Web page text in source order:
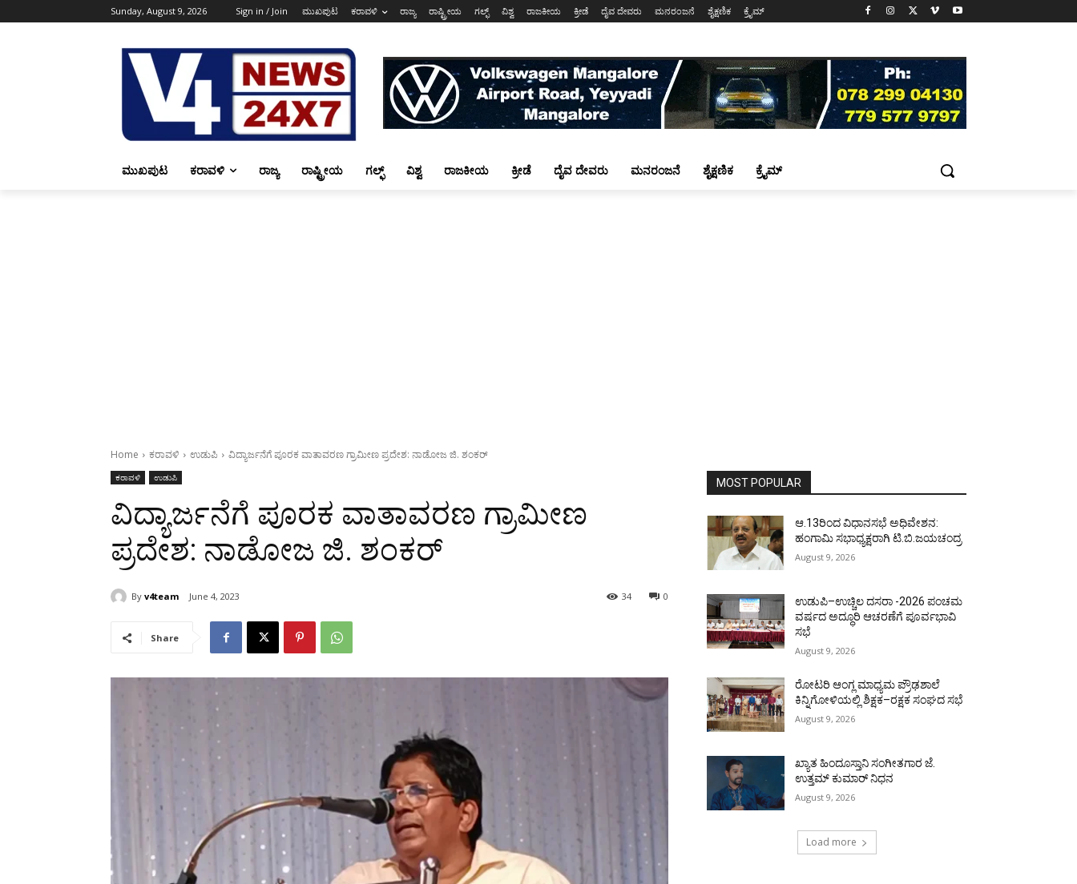
Sunday, August 9, 2026 Sign in / Join ಮುಖಪುಟ ಕರಾವಳಿ ರಾಜ್ಯ ರಾಷ್ಟ್ರೀಯ ಗಲ್ಫ್ ವಿಶ್ವ ರಾಜಕೀಯ ಕ್ರೀಡೆ ದೈವ ದೇವರು ಮನರಂಜನೆ ಶೈಕ್ಷಣಿಕ ಕ್ರೈಮ್
ಮುಖಪುಟ ಕರಾವಳಿ ರಾಜ್ಯ ರಾಷ್ಟ್ರೀಯ ಗಲ್ಫ್ ವಿಶ್ವ ರಾಜಕೀಯ ಕ್ರೀಡೆ ದೈವ ದೇವರು ಮನರಂಜನೆ ಶೈಕ್ಷಣಿಕ ಕ್ರೈಮ್
Home ಕರಾವಳಿ ಉಡುಪಿ ವಿದ್ಯಾರ್ಜನೆಗೆ ಪೂರಕ ವಾತಾವರಣ ಗ್ರಾಮೀಣ ಪ್ರದೇಶ: ನಾಡೋಜ ಜಿ. ಶಂಕರ್
ಕರಾವಳಿ ಉಡುಪಿ
ವಿದ್ಯಾರ್ಜನೆಗೆ ಪೂರಕ ವಾತಾವರಣ ಗ್ರಾಮೀಣ
ಪ್ರದೇಶ: ನಾಡೋಜ ಜಿ. ಶಂಕರ್
By v4team June 4, 2023 0
34
Share
MOST POPULAR
ಆ.13ರಿಂದ ವಿಧಾನಸಭೆ ಅಧಿವೇಶನ:
ಹಂಗಾಮಿ ಸಭಾಧ್ಯಕ್ಷರಾಗಿ ಟಿ.ಬಿ.ಜಯಚಂದ್ರ
August 9, 2026
ಉಡುಪಿ–ಉಚ್ಚಿಲ ದಸರಾ -2026 ಪಂಚಮ
ವರ್ಷದ ಅದ್ಧೂರಿ ಆಚರಣೆಗೆ ಪೂರ್ವಭಾವಿ
ಸಭೆ
August 9, 2026
ರೋಟರಿ ಆಂಗ್ಲ ಮಾಧ್ಯಮ ಪ್ರೌಢಶಾಲೆ
ಕಿನ್ನಿಗೋಳಿಯಲ್ಲಿ ಶಿಕ್ಷಕ–ರಕ್ಷಕ ಸಂಘದ ಸಭೆ
August 9, 2026
ಖ್ಯಾತ ಹಿಂದೂಸ್ತಾನಿ ಸಂಗೀತಗಾರ ಜೆ.
ಉತ್ತಮ್ ಕುಮಾರ್ ನಿಧನ
August 9, 2026
Load more